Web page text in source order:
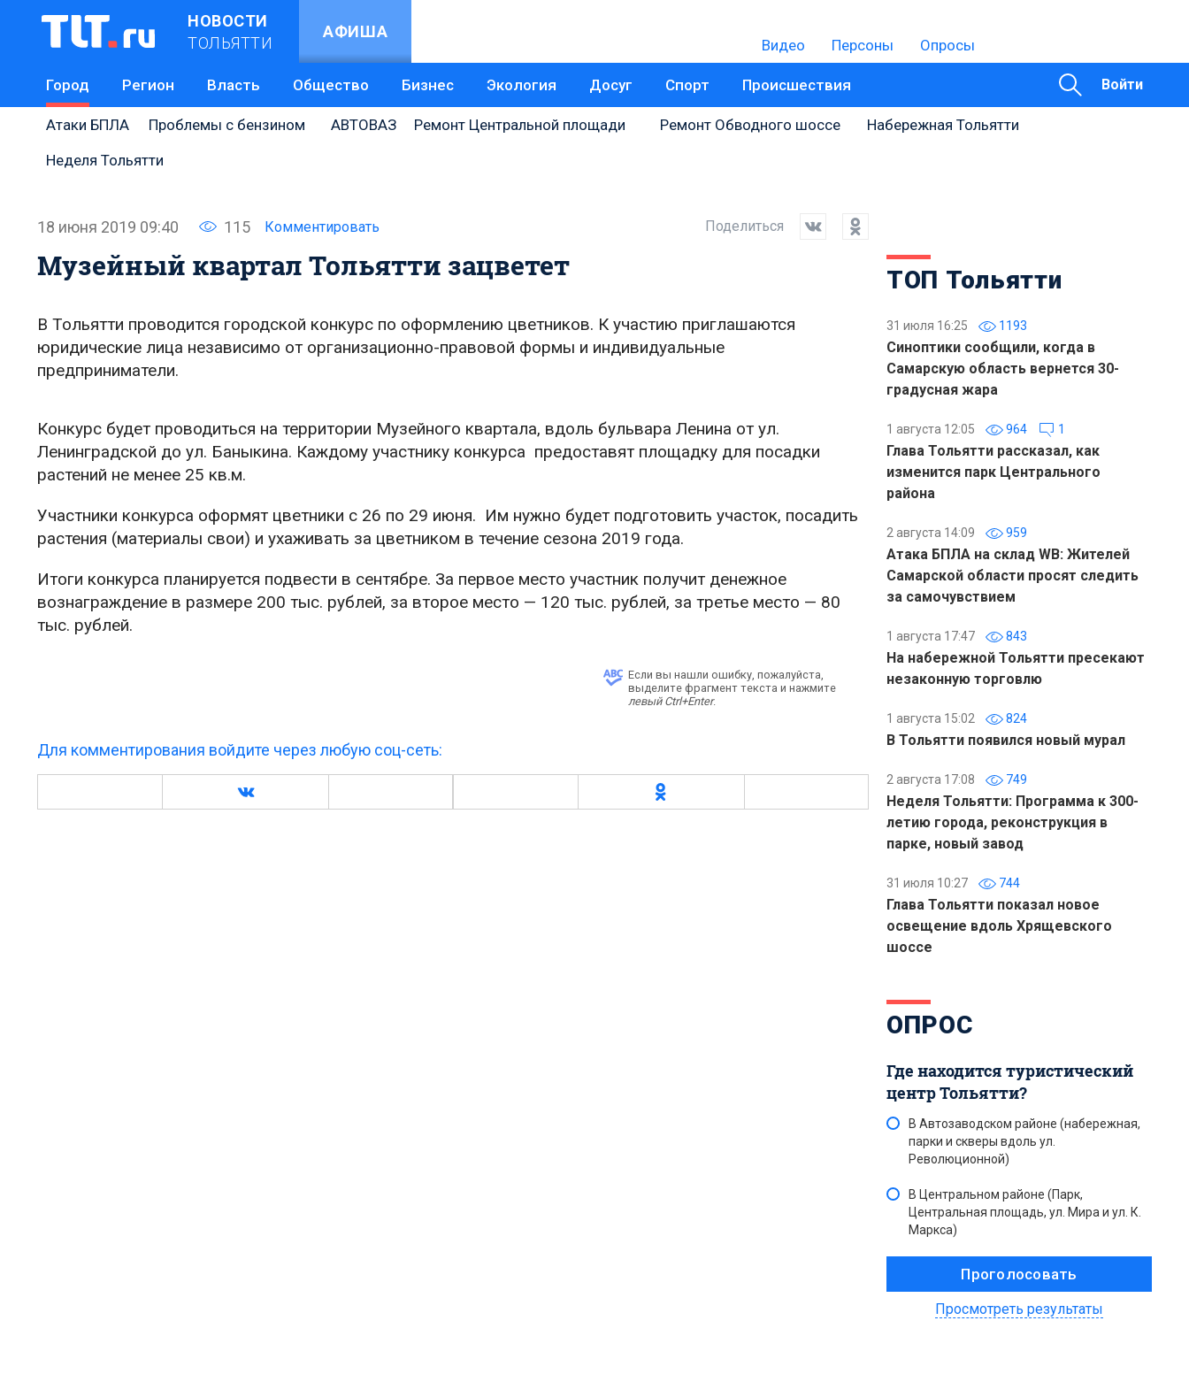
НОВОСТИ
ТОЛЬЯТТИ
АФИША
Видео Персоны Опросы
Город Регион Власть Общество Бизнес Экология Досуг Спорт Происшествия Войти
Атаки БПЛА Проблемы с бензином АВТОВАЗ Ремонт Центральной площади Ремонт Обводного шоссе
Набережная Тольятти
Неделя Тольятти
18 июня 2019 09:40 115 Комментировать Поделиться
Музейный квартал Тольятти зацветет
В Тольятти проводится городской конкурс по оформлению цветников. К участию приглашаются
юридические лица независимо от организационно-правовой формы и индивидуальные
предприниматели.
Конкурс будет проводиться на территории Музейного квартала, вдоль бульвара Ленина от ул.
Ленинградской до ул. Баныкина. Каждому участнику конкурса предоставят площадку для посадки
растений не менее 25 кв.м.
Участники конкурса оформят цветники с 26 по 29 июня. Им нужно будет подготовить участок, посадить
растения (материалы свои) и ухаживать за цветником в течение сезона 2019 года.
Итоги конкурса планируется подвести в сентябре. За первое место участник получит денежное
вознаграждение в размере 200 тыс. рублей, за второе место — 120 тыс. рублей, за третье место — 80
тыс. рублей.
Если вы нашли ошибку, пожалуйста,
выделите фрагмент текста и нажмите
левый Ctrl+Enter.
Для комментирования войдите через любую соц-сеть:
ТОП Тольятти
31 июля 16:25 1193
Синоптики сообщили, когда в
Самарскую область вернется 30-
градусная жара
1 августа 12:05 964 1
Глава Тольятти рассказал, как
изменится парк Центрального
района
2 августа 14:09 959
Атака БПЛА на склад WB: Жителей
Самарской области просят следить
за самочувствием
1 августа 17:47 843
На набережной Тольятти пресекают
незаконную торговлю
1 августа 15:02 824
В Тольятти появился новый мурал
2 августа 17:08 749
Неделя Тольятти: Программа к 300-
летию города, реконструкция в
парке, новый завод
31 июля 10:27 744
Глава Тольятти показал новое
освещение вдоль Хрящевского
шоссе
ОПРОС
Где находится туристический
центр Тольятти?
В Автозаводском районе (набережная,
парки и скверы вдоль ул.
Революционной)
В Центральном районе (Парк,
Центральная площадь, ул. Мира и ул. К.
Маркса)
Просмотреть результаты